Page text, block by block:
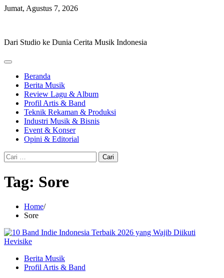
Skip
Jumat, Agustus 7, 2026
Dari Studio ke Dunia Cerita Musik Indonesia
Beranda
Berita Musik
Review Lagu & Album
Profil Artis & Band
Teknik Rekaman & Produksi
Industri Musik & Bisnis
Event & Konser
Opini & Editorial
Cari
untuk:
Tag: Sore
Home
Sore
Berita Musik
Profil Artis & Band